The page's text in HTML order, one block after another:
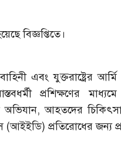
বিজ্ঞপ্তিতে।
এবং যুক্তরাষ্ট্রের
প্রশিক্ষণের
অভিযান, আহতদের
প্রতিরোধের জন্য